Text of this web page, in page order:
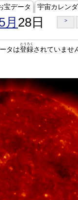
宝データ 宇宙カレン
月 28日 >
タは登録
とうろく
されていませ